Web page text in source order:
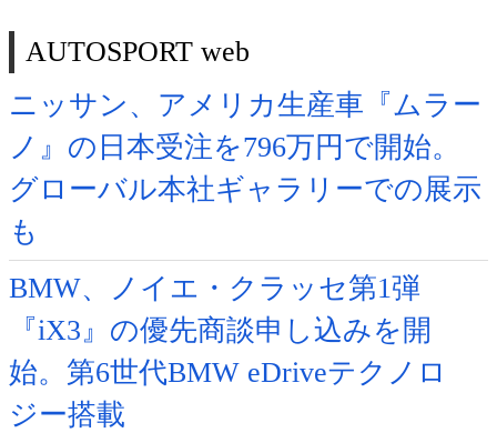
AUTOSPORT web
ニッサン、アメリカ生産車『ムラー
ノ』の日本受注を796万円で開始。
グローバル本社ギャラリーでの展示
も
BMW、ノイエ・クラッセ第1弾
『iX3』の優先商談申し込みを開
始。第6世代BMW eDriveテクノロ
ジー搭載